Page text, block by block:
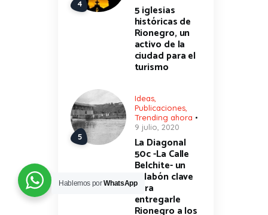
5 iglesias
históricas de
Rionegro, un
activo de la
ciudad para el
turismo
Ideas,
Publicaciones,
Trending ahora
9 julio, 2020
La Diagonal
50c -La Calle
Belchite- un
eslabón clave
para
entregarle
Rionegro a los
Hablemos porWhatsApp